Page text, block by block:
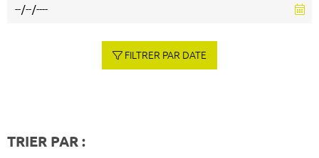
FILTRER PAR DATE
TRIER PAR :